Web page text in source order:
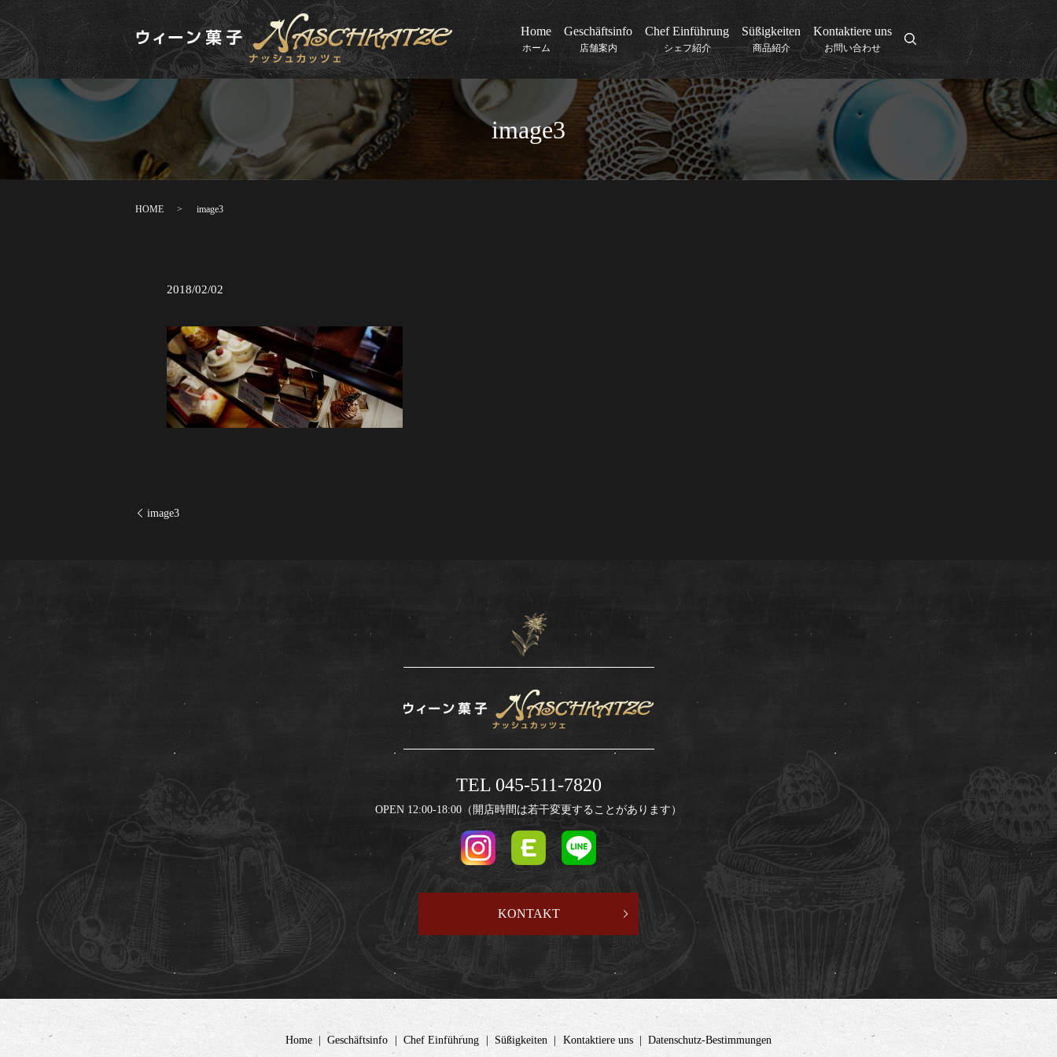
Home
ホーム
Geschäftsinfo
店舗案内
Chef Einführung
シェフ紹介
Süßigkeiten
商品紹介
Kontaktiere uns
お問い合わせ
search
image3
HOME image3
2018/02/02
image3
TEL 045-511-7820
OPEN 12:00-18:00（開店時間は若干変更することがあります）
KONTAKT
Home Geschäftsinfo Chef Einführung Süßigkeiten Kontaktiere uns Datenschutz-Bestimmungen